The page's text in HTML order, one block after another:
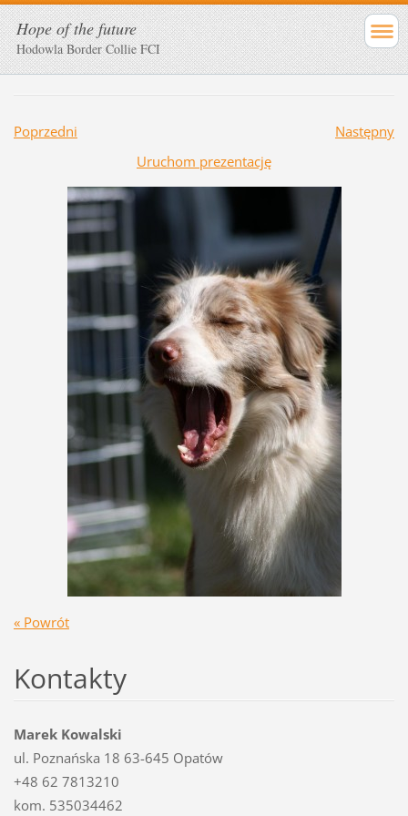
Hope of the future
Hodowla Border Collie FCI
Poprzedni
Następny
Uruchom prezentację
« Powrót
Kontakty
Marek Kowalski
ul. Poznańska 18 63-645 Opatów
+48 62 7813210
kom. 535034462